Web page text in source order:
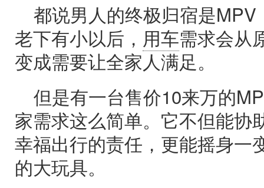
都说男人的终极归宿是
老下有小以后， 用车需求会从
变成需要让全家人满足。
但是有一台售价10来万的
家需求这么简单。它不但能协
幸福出行的责任，更能摇身一
的大玩具。